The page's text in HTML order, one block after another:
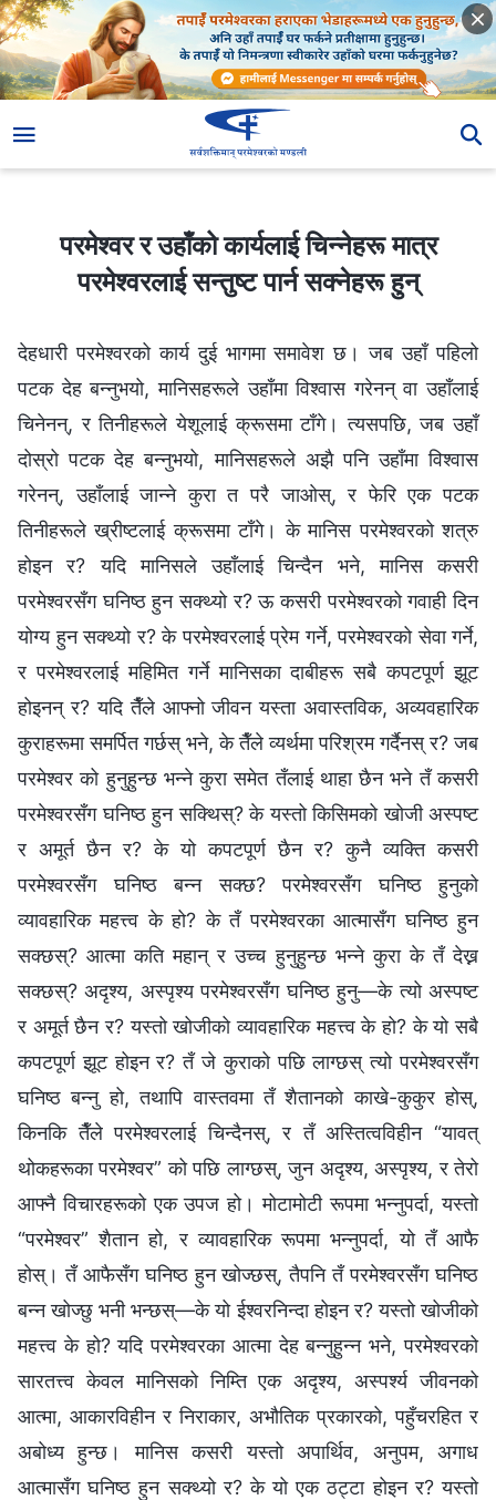
परमेश्‍वर र उहाँको कार्यलाई चिन्नेहरू मात्र
परमेश्‍वरलाई सन्तुष्ट पार्न सक्नेहरू हुन्
देहधारी परमेश्‍वरको कार्य दुई भागमा समावेश छ। जब उहाँ पहिलो
पटक देह बन्नुभयो, मानिसहरूले उहाँमा विश्‍वास गरेनन्‌ वा उहाँलाई
चिनेनन्‌, र तिनीहरूले येशूलाई क्रूसमा टाँगे। त्यसपछि, जब उहाँ
दोस्रो पटक देह बन्नुभयो, मानिसहरूले अझै पनि उहाँमा विश्‍वास
गरेनन्, उहाँलाई जान्ने कुरा त परै जाओस्‌, र फेरि एक पटक
तिनीहरूले ख्रीष्टलाई क्रूसमा टाँगे। के मानिस परमेश्‍वरको शत्रु
होइन र? यदि मानिसले उहाँलाई चिन्दैन भने, मानिस कसरी
परमेश्‍वरसँग घनिष्ठ हुन सक्थ्यो र? ऊ कसरी परमेश्‍वरको गवाही दिन
योग्य हुन सक्थ्यो र? के परमेश्‍वरलाई प्रेम गर्ने, परमेश्‍वरको सेवा गर्ने,
र परमेश्‍वरलाई महिमित गर्ने मानिसका दाबीहरू सबै कपटपूर्ण झूट
होइनन्‌ र? यदि तैँले आफ्नो जीवन यस्ता अवास्तविक, अव्यवहारिक
कुराहरूमा समर्पित गर्छस्‌ भने, के तैँले व्यर्थमा परिश्रम गर्दैनस्‌ र? जब
परमेश्‍वर को हुनुहुन्छ भन्‍ने कुरा समेत तँलाई थाहा छैन भने तँ कसरी
परमेश्‍वरसँग घनिष्ठ हुन सक्थिस्‌? के यस्तो किसिमको खोजी अस्पष्ट
र अमूर्त छैन र? के यो कपटपूर्ण छैन र? कुनै व्यक्ति कसरी
परमेश्‍वरसँग घनिष्ठ बन्न सक्छ? परमेश्‍वरसँग घनिष्ठ हुनुको
व्यावहारिक महत्त्व के हो? के तँ परमेश्‍वरका आत्मासँग घनिष्ठ हुन
सक्छस्‌? आत्मा कति महान्‌ र उच्च हुनुहुन्छ भन्‍ने कुरा के तँ देख्न
सक्छस्‌? अदृश्य, अस्पृश्य परमेश्‍वरसँग घनिष्ठ हुनु—के त्यो अस्पष्ट
र अमूर्त छैन र? यस्तो खोजीको व्यावहारिक महत्त्व के हो? के यो सबै
कपटपूर्ण झूट होइन र? तँ जे कुराको पछि लाग्छस्‌ त्यो परमेश्‍वरसँग
घनिष्ठ बन्नु हो, तथापि वास्तवमा तँ शैतानको काखे-कुकुर होस्‌,
किनकि तैँले परमेश्‍वरलाई चिन्दैनस्‌, र तँ अस्तित्वविहीन “यावत्‌
थोकहरूका परमेश्‍वर” को पछि लाग्छस्‌, जुन अदृश्य, अस्पृश्य, र तेरो
आफ्नै विचारहरूको एक उपज हो। मोटामोटी रूपमा भन्नुपर्दा, यस्तो
“परमेश्‍वर” शैतान हो, र व्यावहारिक रूपमा भन्नुपर्दा, यो तँ आफै
होस्‌। तँ आफैसँग घनिष्ठ हुन खोज्छस्‌, तैपनि तँ परमेश्‍वरसँग घनिष्ठ
बन्न खोज्छु भनी भन्छस्‌—के यो ईश्‍वरनिन्दा होइन र? यस्तो खोजीको
महत्त्व के हो? यदि परमेश्‍वरका आत्मा देह बन्नुहुन्न भने, परमेश्‍वरको
सारतत्त्व केवल मानिसको निम्ति एक अदृश्य, अस्पर्श्य जीवनको
आत्मा, आकारविहीन र निराकार, अभौतिक प्रकारको, पहुँचरहित र
अबोध्य हुन्छ। मानिस कसरी यस्तो अपार्थिव, अनुपम, अगाध
आत्मासँग घनिष्ठ हुन सक्थ्यो र? के यो एक ठट्टा होइन र? यस्तो